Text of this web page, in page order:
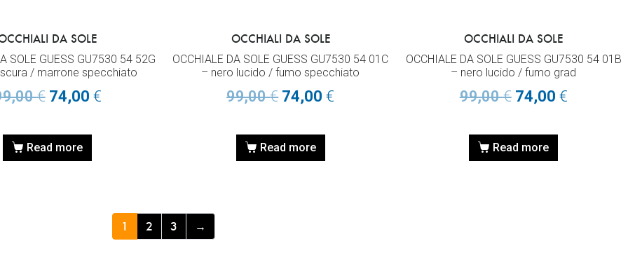
DA SOLE
SOLE GUESS GU7530 54 52G
/ marrone specchiato
€ 74,00 €
Read more
OCCHIALI DA SOLE
OCCHIALE DA SOLE GUESS GU7530 54 01C
– nero lucido / fumo specchiato
99,00€ 74,00€
Read more
OCCHIALI DA SOLE
OCCHIALE DA SOLE GUESS GU7530 54 01B
– nero lucido / fumo grad
99,00€ 74,00 €
Read more
1 2 3 →